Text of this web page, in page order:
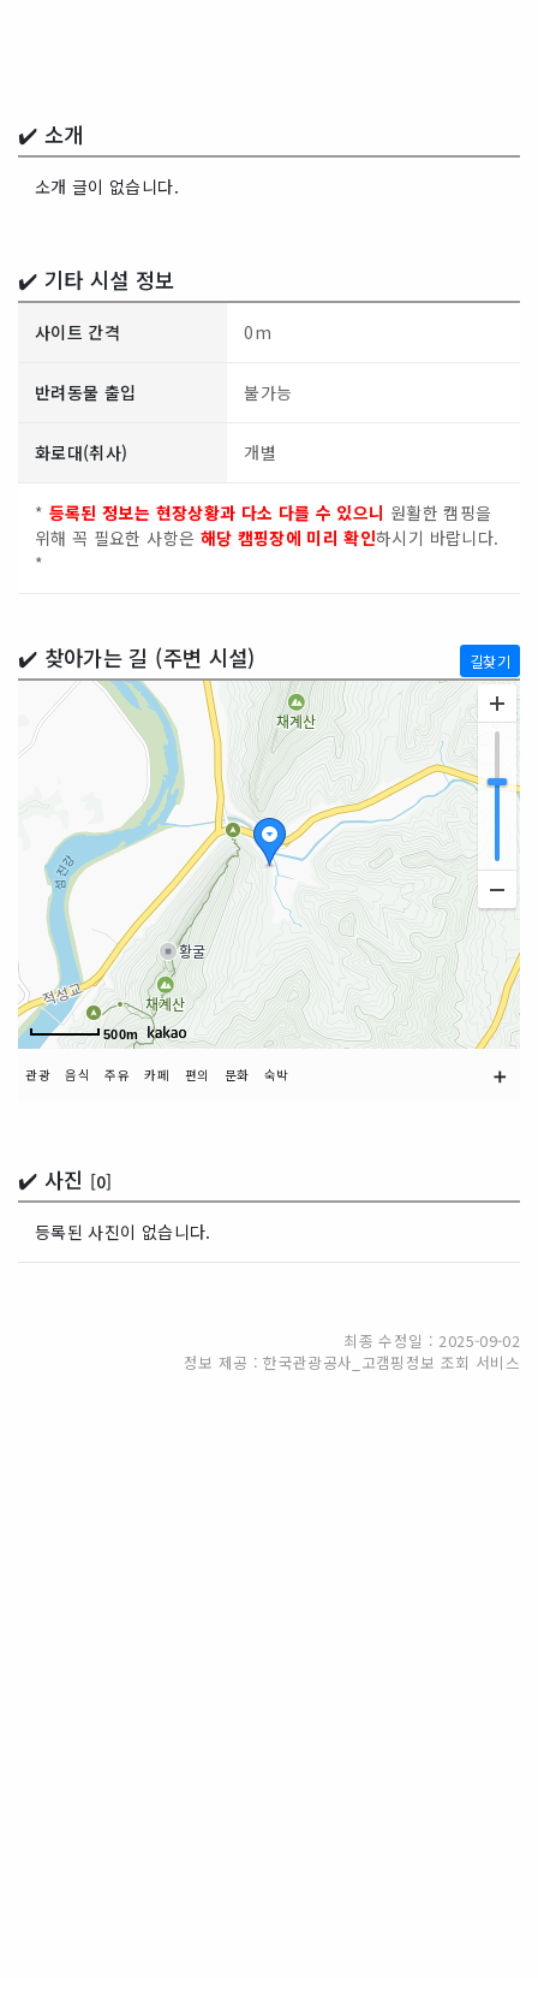
✔️ 소개
소개 글이 없습니다.
✔️ 기타 시설 정보
사이트 간격 0m
반려동물 출입 불가능
화로대(취사) 개별
* 등록된 정보는 현장상황과 다소 다를 수 있으니 원활한 캠핑을
위해 꼭 필요한 사항은 해당 캠핑장에 미리 확인하시기 바랍니다.
*
✔️ 찾아가는 길 (주변 시설) 길찾기
500m
관광 음식 주유 카페 편의 문화 숙박 ➕
✔️ 사진 [0]
등록된 사진이 없습니다.
최종 수정일 : 2025-09-02
정보 제공 : 한국관광공사_고캠핑정보 조회 서비스